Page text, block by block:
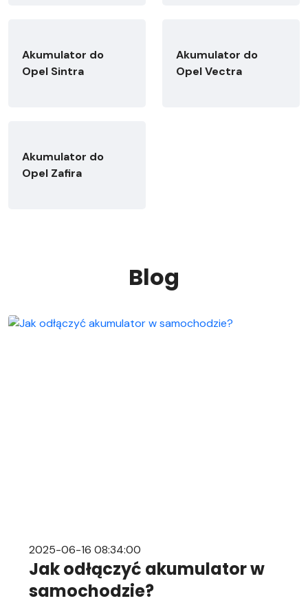
Akumulator do
Opel Sintra
Akumulator do
Opel Vectra
Akumulator do
Opel Zafira
Blog
2025-06-16 08:34:00
Jak odłączyć akumulator w
samochodzie?